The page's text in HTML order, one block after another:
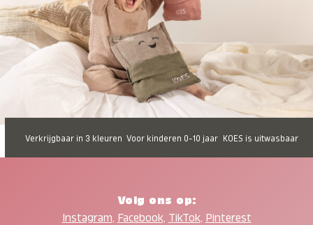
Verkrijgbaar in 3 kleuren Voor kinderen 0-10 jaar KOES is uitwasbaar
Volg ons op:
Instagram, Facebook, TikTok, Pinterest